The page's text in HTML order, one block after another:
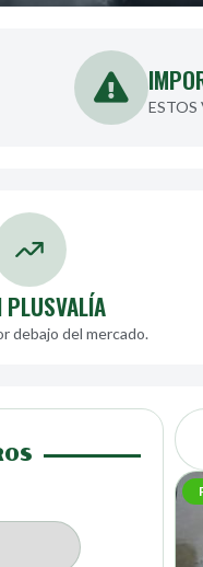
ESTOS
PLUSVALÍA
debajo del mercado.